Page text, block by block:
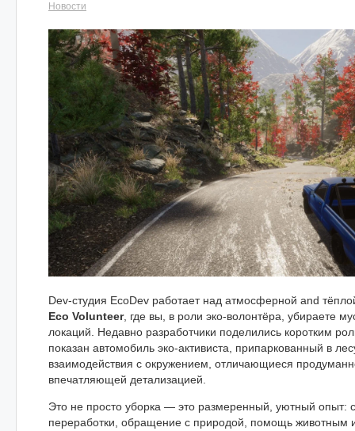
Новости
Dev-студия EcoDev работает над атмосферной and
Eco Volunteer, где вы, в роли эко-волонтёра, убираете
локаций. Недавно разработчики поделились коротким
показан автомобиль эко-активиста, припаркованный в
взаимодействия с окружением, отличающиеся
впечатляющей детализацией.
Это не просто уборка — это размеренный, уютный опыт:
переработки, обращение с природой, помощь животным